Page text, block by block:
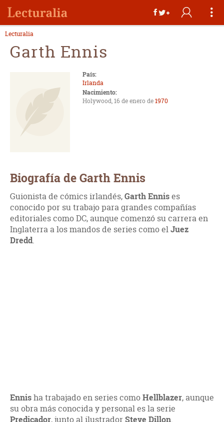
Lecturalia
Garth Ennis
País:
Irlanda
Nacimiento:
Holywood, 16 de enero de1970
Biografía de Garth Ennis
Guionista de cómics irlandés,Garth Ennises
conocido por su trabajo para grandes compañías
editoriales como DC, aunque comenzó su carrera en
Inglaterra a los mandos de series como elJuez
Dredd.
Ennisha trabajado en series comoHellblazer, aunque
su obra más conocida y personal es la serie
Predicador, junto al ilustrador Steve Dillon.